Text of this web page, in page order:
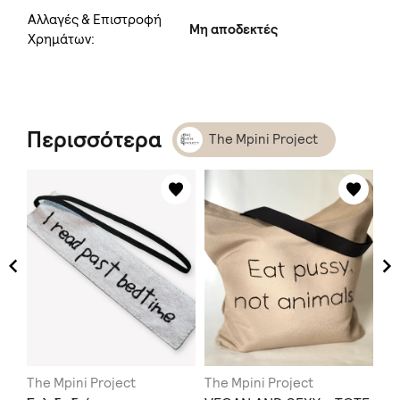
Αλλαγές & Επιστροφή
Χρημάτων:
Μη αποδεκτές
Περισσότερα The Mpini Project
The Mpini Project The Mpini Project